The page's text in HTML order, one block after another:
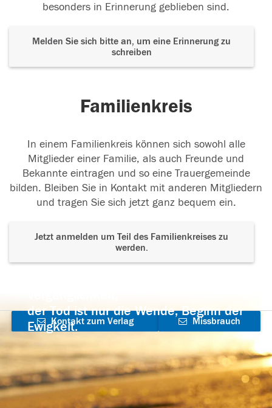
besonders in Erinnerung geblieben sind.
Melden Sie sich bitte an, um eine Erinnerung zu
schreiben
Familienkreis
In einem Familienkreis können sich sowohl alle
Mitglieder einer Familie, als auch Freunde und
Bekannte eintragen und so eine Trauergemeinde
bilden. Bleiben Sie in Kontakt mit anderen Mitgliedern
und tragen Sie sich jetzt ganz bequem ein.
Jetzt anmelden um Teil des Familienkreises zu
werden.
der Tod ist nur die Wende, Beginn der
Ewigkeit.
Kontakt zum Verlag
aufnehmen
Missbrauch